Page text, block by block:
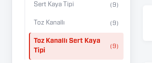
Sert Kaya Tipi (9)
Toz Kanallı (9)
Toz Kanallı Sert Kaya
Tipi
(9)